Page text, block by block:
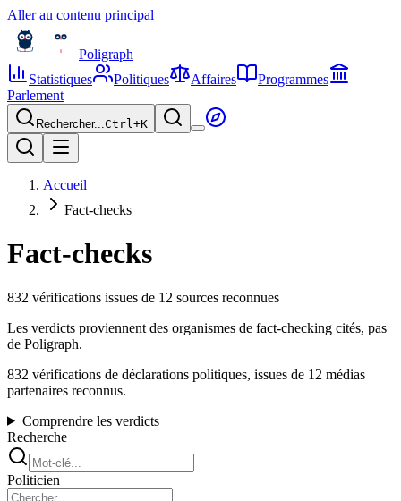
Aller au contenu principal
Poligraph
Statistiques
Politiques Affaires
Programmes
Parlement
Rechercher...Ctrl+K
Accueil
Fact-checks
Fact-checks
832 vérifications issues de 12 sources reconnues
Les verdicts proviennent des organismes de fact-checking cités, pas
de Poligraph.
832 vérifications de déclarations politiques, issues de 12 médias
partenaires reconnus.
Comprendre les verdicts
Recherche
Politicien